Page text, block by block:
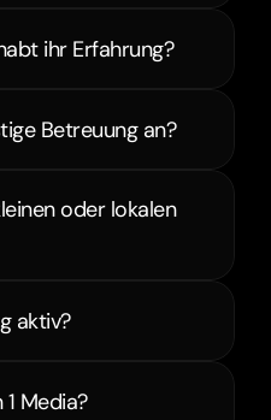
ihr Erfahrung?
Betreuung an?
oder lokalen
aktiv?
Media?